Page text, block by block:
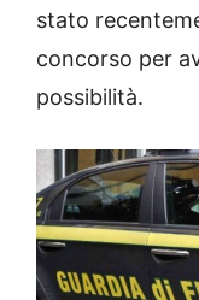
stato
concorso per
possibilità.